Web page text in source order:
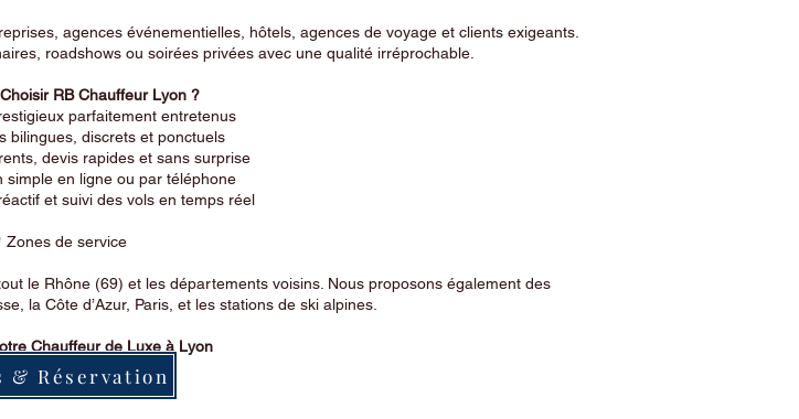
agences événementielles, hôtels, agences de voyage et clients exigeants.
roadshows ou soirées privées avec une qualité irréprochable.
RB Chauffeur Lyon ?
parfaitement entretenus
discrets et ponctuels
devis rapides et sans surprise
en ligne ou par téléphone
et suivi des vols en temps réel
Zones de service
le Rhône (69) et les départements voisins. Nous proposons également des
la Côte d’Azur, Paris, et les stations de ski alpines.
Chauffeur de Luxe à Lyon
& Réservation